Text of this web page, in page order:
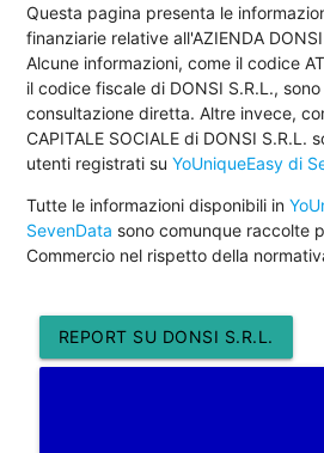
Questa pagina presenta le
finanziarie relative all'AZIENDA
Alcune informazioni, come il codice
il codice fiscale di DONSI S.R.L.,
consultazione diretta. Altre invece,
CAPITALE SOCIALE di DONSI S.R.L.
utenti registrati suYoUniqueEasy di
Tutte le informazioni disponibili in
SevenData sono comunque raccolte
Commercio nel rispetto della
REPORT SU DONSI S.R.L.